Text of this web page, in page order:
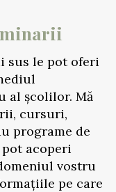
sus le pot oferi
al școlilor. Mă
cursuri,
programe de
acoperi
vostru
pe care